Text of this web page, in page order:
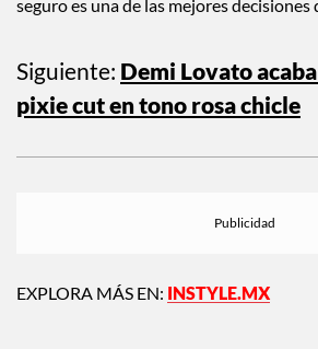
seguro es una de las mejores decisiones
Siguiente: Demi Lovato
pixie cut en tono rosa chicle
EXPLORA MÁS EN: INSTYLE.MX